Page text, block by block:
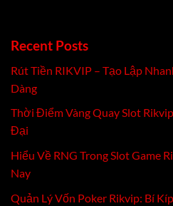
Recent Posts
Rút Tiền RIKVIP – Tạo Lập
Dàng
Thời Điểm Vàng Quay Slot
Đại
Hiểu Về RNG Trong Slot Game
Nay
Quản Lý Vốn Poker Rikvip: Bí